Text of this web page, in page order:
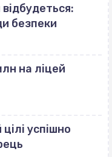
безпеки
на ліцей
успішно